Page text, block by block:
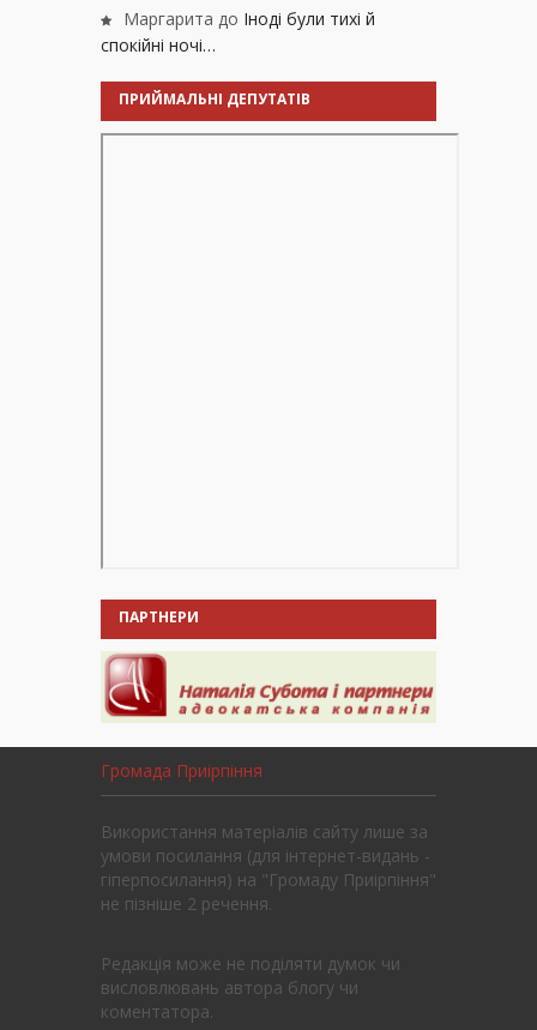
Маргарита до Іноді були тихі й
спокійні ночі…
ПРИЙМАЛЬНІ ДЕПУТАТІВ
ПАРТНЕРИ
Громада Приірпіння
Використання матеріалів сайту лише за
умови посилання (для інтернет-видань -
гіперпосилання) на "Громаду Приірпіння"
не пізніше 2 речення.
Редакція може не поділяти думок чи
висловлювань автора блогу чи
коментатора.